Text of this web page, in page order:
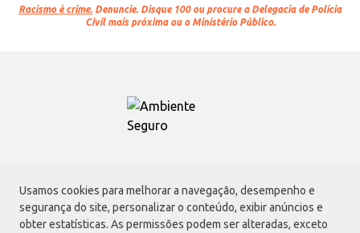
Usamos cookies para melhorar a navegação, desempenho e
segurança do site, personalizar o conteúdo, exibir anúncios e
obter estatísticas. As permissões podem ser alteradas, exceto
Racismo é crime. Denuncie. Disque 100 ou procure a Delegacia de Polícia
Civil mais próxima ou o Ministério Público.
Atacadão S.A.
Avenida Morvan Dias de Figueiredo, 6169, Vila Maria, São Paulo - SP | CEP
02170-901 | CNPJ: 75.315.333/0001-09